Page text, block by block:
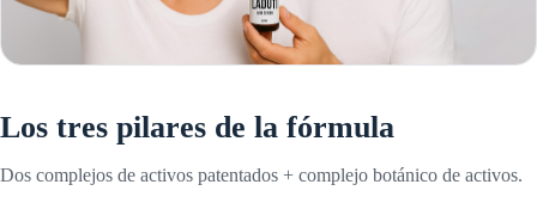
Los tres pilares de la fórmula
Dos complejos de activos patentados + complejo botánico de activos.